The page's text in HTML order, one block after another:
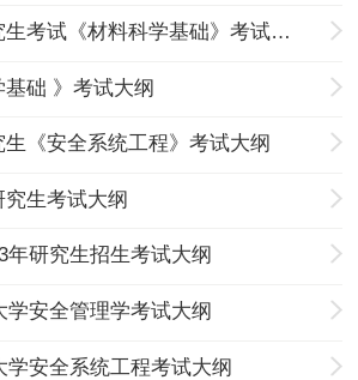
武汉工程大学研究生考试《材料科学基础》考试大纲
础 》考试大纲
《安全系统工程》考试大纲
究生考试大纲
年研究生招生考试大纲
学安全管理学考试大纲
学安全系统工程考试大纲